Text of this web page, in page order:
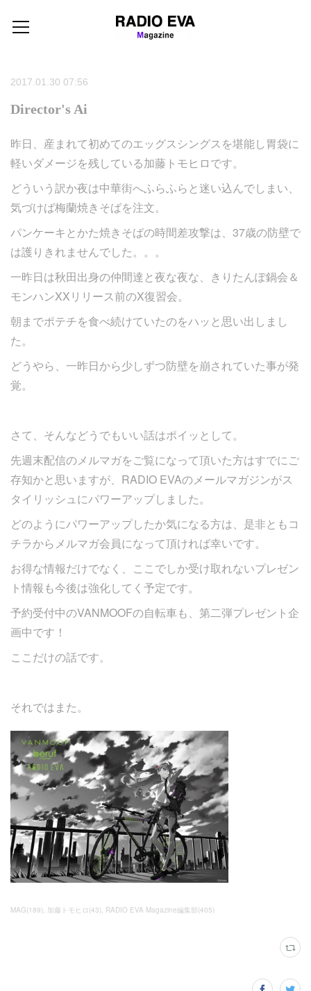
2017.01.30 07:56
Director's Ai
昨日、産まれて初めてのエッグスシングスを堪能し胃袋に
軽いダメージを残している加藤トモヒロです。
どういう訳か夜は中華街へふらふらと迷い込んでしまい、
気づけば梅蘭焼きそばを注文。
パンケーキとかた焼きそばの時間差攻撃は、37歳の防壁で
は護りきれませんでした。。。
一昨日は秋田出身の仲間達と夜な夜な、きりたんぽ鍋会＆
モンハンXXリリース前のX復習会。
朝までポテチを食べ続けていたのをハッと思い出しまし
た。
どうやら、一昨日から少しずつ防壁を崩されていた事が発
覚。
さて、そんなどうでもいい話はポイッとして。
先週末配信のメルマガをご覧になって頂いた方はすでにご
存知かと思いますが、RADIO EVAのメールマガジンがス
タイリッシュにパワーアップしました。
どのようにパワーアップしたか気になる方は、是非ともコ
チラからメルマガ会員になって頂ければ幸いです。
お得な情報だけでなく、ここでしか受け取れないプレゼン
ト情報も今後は強化してく予定です。
予約受付中のVANMOOFの自転車も、第二弾プレゼント企
画中です！
ここだけの話です。
それではまた。
MAG(189) 加藤トモヒロ (43) RADIO EVA Magazine編集部(405)